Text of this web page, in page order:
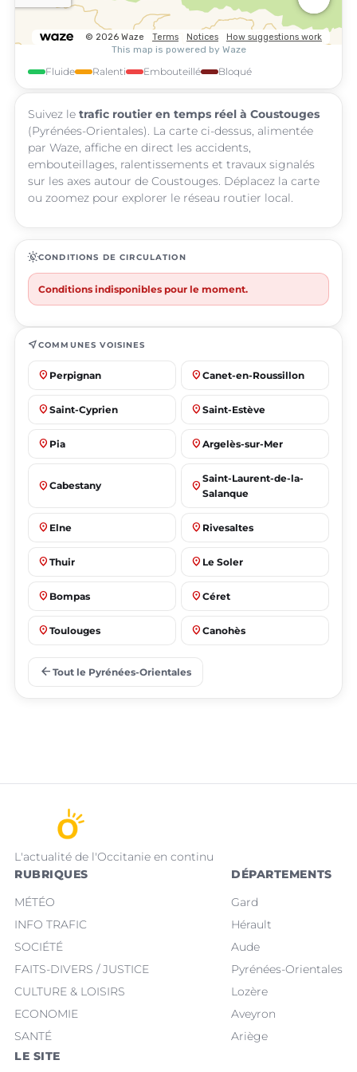
Fluide Ralenti Embouteillé Bloqué
Suivez le trafic routier en temps réel à Coustouges
(Pyrénées-Orientales). La carte ci-dessus, alimentée
par Waze, affiche en direct les accidents,
embouteillages, ralentissements et travaux signalés
sur les axes autour de Coustouges. Déplacez la carte
ou zoomez pour explorer le réseau routier local.
routineCONDITIONS DE CIRCULATION
Conditions indisponibles pour le moment.
near_meCOMMUNES VOISINES
place Perpignan place Canet-en-Roussillon
place Saint-Cyprien place Saint-Estève
place Pia place Argelès-sur-Mer
place Cabestany place
Saint-Laurent-de-la-
Salanque
place Elne place Rivesaltes
place Thuir place Le Soler
place Bompas place Céret
place Toulouges place Canohès
place
arrow_back Tout le Pyrénées-Orientales
L'actualité de l'Occitanie en continu
RUBRIQUES
MÉTÉO
INFO TRAFIC
SOCIÉTÉ
FAITS-DIVERS / JUSTICE
CULTURE & LOISIRS
ECONOMIE
SANTÉ
DÉPARTEMENTS
Gard
Hérault
Aude
Pyrénées-Orientales
Lozère
Aveyron
Ariège
LE SITE